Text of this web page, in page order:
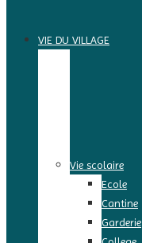
VIE DU VILLAGE
Vie scolaire
Ecole
Cantine
Garderie